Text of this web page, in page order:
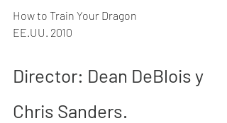
How to Train Your Dragon
EE.UU. 2010
Director: Dean DeBlois y
Chris Sanders.